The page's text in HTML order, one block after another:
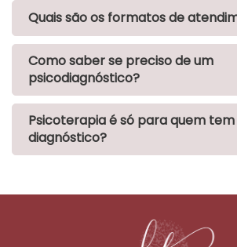
Quais são os formatos de
Como saber se preciso de um
psicodiagnóstico?
Psicoterapia é só para quem tem
diagnóstico?